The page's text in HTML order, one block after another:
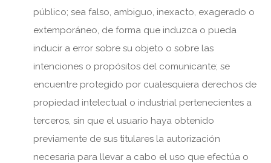
público; sea falso, ambiguo, inexacto, exagerado o
extemporáneo, de forma que induzca o pueda
inducir a error sobre su objeto o sobre las
intenciones o propósitos del comunicante; se
encuentre protegido por cualesquiera derechos de
propiedad intelectual o industrial pertenecientes a
terceros, sin que el usuario haya obtenido
previamente de sus titulares la autorización
necesaria para llevar a cabo el uso que efectúa o